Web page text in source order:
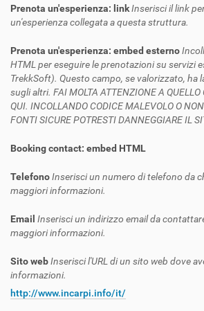
Prenota un'esperienza: linkInserisci il link
un'esperienza collegata a questa struttura.
Prenota un'esperienza: embed esterno
HTML per eseguire le prenotazioni su servizi
TrekkSoft). Questo campo, se valorizzato, ha
sugli altri. FAI MOLTA ATTENZIONE A QUELLO
QUI. INCOLLANDO CODICE MALEVOLO O
FONTI SICURE POTRESTI DANNEGGIARE IL
Booking contact: embed HTML
TelefonoInserisci un numero di telefono da
maggiori informazioni.
Email Inserisci un indirizzo email da
maggiori informazioni.
Sito webInserisci l'URL di un sito web dove
informazioni.
http://www.incarpi.info/it/